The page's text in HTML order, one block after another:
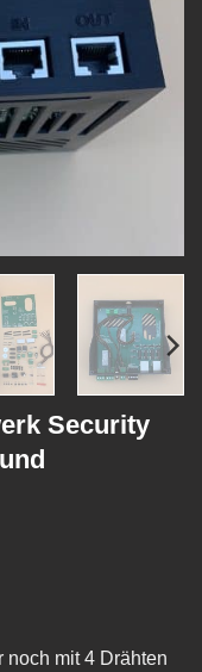
Security
noch mit 4 Drähten